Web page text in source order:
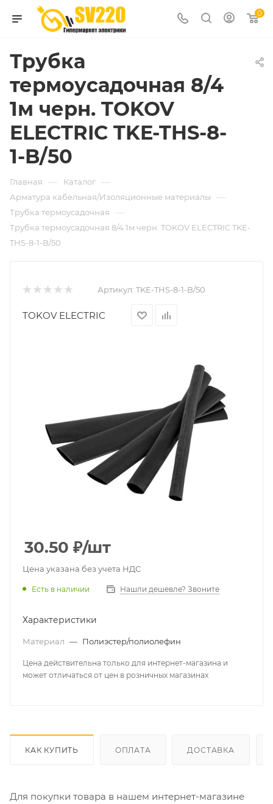
0
Трубка
термоусадочная 8/4
1м черн. TOKOV
ELECTRIC TKE-THS-8-
1-B/50
Главная — Каталог —
Арматура кабельная/Изоляционные материалы —
Трубка термоусадочная —
Трубка термоусадочная 8/4 1м черн. TOKOV ELECTRIC TKE-
THS-8-1-B/50
Артикул: TKE-THS-8-1-B/50
TOKOV ELECTRIC
30.50 ₽/шт
Цена указана без учета НДС
Есть в наличии Нашли дешевле? Звоните
Характеристики
Материал — Полиэстер/полиолефин
Цена действительна только для интернет-магазина и
может отличаться от цен в розничных магазинах
КАК КУПИТЬ ОПЛАТА ДОСТАВКА
Для покупки товара в нашем интернет-магазине